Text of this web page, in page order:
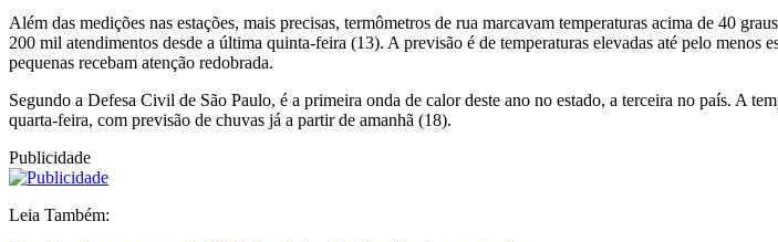
Além das medições nas estações, mais precisas, termômetros de rua marcavam temperaturas acima de 40
200 mil atendimentos desde a última quinta-feira (13). A previsão é de temperaturas elevadas até pelo menos
pequenas recebam atenção redobrada.
Segundo a Defesa Civil de São Paulo, é a primeira onda de calor deste ano no estado, a terceira no país. A
quarta-feira, com previsão de chuvas já a partir de amanhã (18).
Publicidade
Leia Também: